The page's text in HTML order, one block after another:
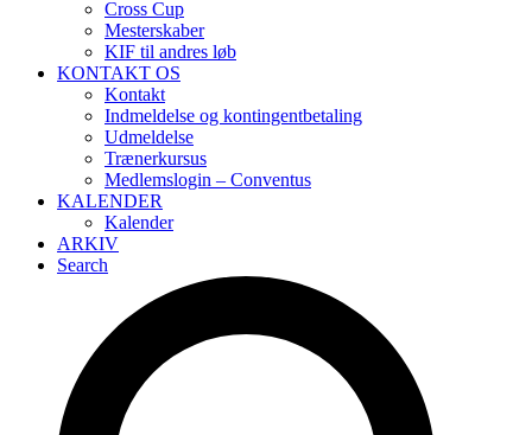
Cross Cup
Mesterskaber
KIF til andres løb
KONTAKT OS
Kontakt
Indmeldelse og kontingentbetaling
Udmeldelse
Trænerkursus
Medlemslogin – Conventus
KALENDER
Kalender
ARKIV
Search